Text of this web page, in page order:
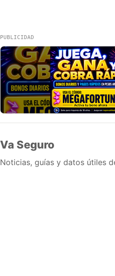
PUBLICIDAD
Va Seguro
Noticias, guías y datos útiles